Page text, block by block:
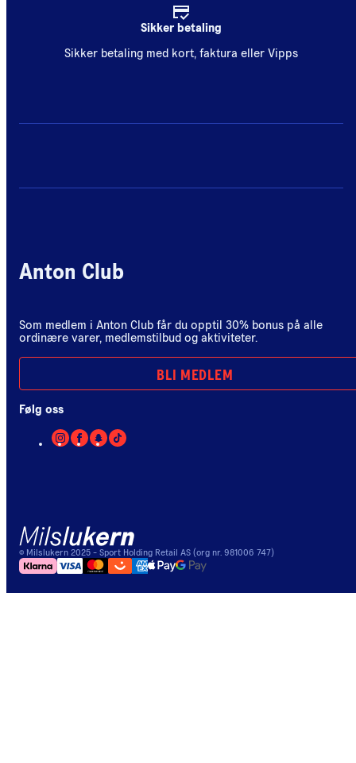
Sikker betaling
Sikker betaling med kort, faktura eller Vipps
Anton Club
Som medlem i Anton Club får du opptil 30% bonus på alle
ordinære varer, medlemstilbud og aktiviteter.
BLI MEDLEM
Følg oss
© Milslukern 2025 - Sport Holding Retail AS (org nr. 981006 747)